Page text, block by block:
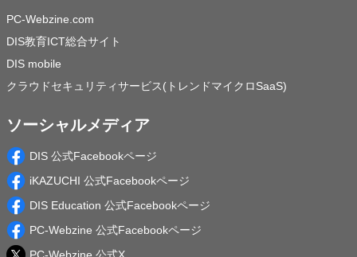
PC-Webzine.com
DIS教育ICT総合サイト
DIS mobile
クラウドセキュリティサービス(トレンドマイクロSaaS)
ソーシャルメディア
DIS 公式Facebookページ
iKAZUCHI 公式Facebookページ
DIS Education 公式Facebookページ
PC-Webzine 公式Facebookページ